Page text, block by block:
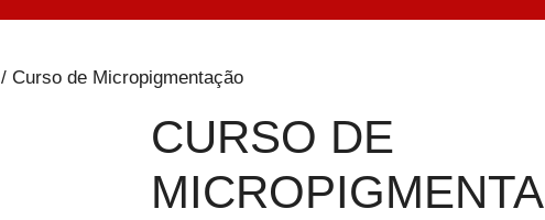
/ Curso de Micropigmentação
CURSO DE
MICROPIGMENTA